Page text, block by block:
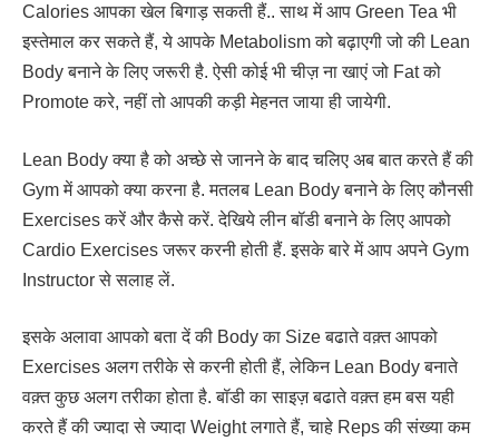
Calories आपका खेल बिगाड़ सकती हैं.. साथ में आप Green Tea भी
इस्तेमाल कर सकते हैं, ये आपके Metabolism को बढ़ाएगी जो की Lean
Body बनाने के लिए जरूरी है. ऐसी कोई भी चीज़ ना खाएं जो Fat को
Promote करे, नहीं तो आपकी कड़ी मेहनत जाया ही जायेगी.
Lean Body क्या है को अच्छे से जानने के बाद चलिए अब बात करते हैं की
Gym में आपको क्या करना है. मतलब Lean Body बनाने के लिए कौनसी
Exercises करें और कैसे करें. देखिये लीन बॉडी बनाने के लिए आपको
Cardio Exercises जरूर करनी होती हैं. इसके बारे में आप अपने Gym
Instructor से सलाह लें.
इसके अलावा आपको बता दें की Body का Size बढाते वक़्त आपको
Exercises अलग तरीके से करनी होती हैं, लेकिन Lean Body बनाते
वक़्त कुछ अलग तरीका होता है. बॉडी का साइज़ बढाते वक़्त हम बस यही
करते हैं की ज्यादा से ज्यादा Weight लगाते हैं, चाहे Reps की संख्या कम